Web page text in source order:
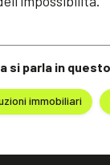
si parla in
immobiliari